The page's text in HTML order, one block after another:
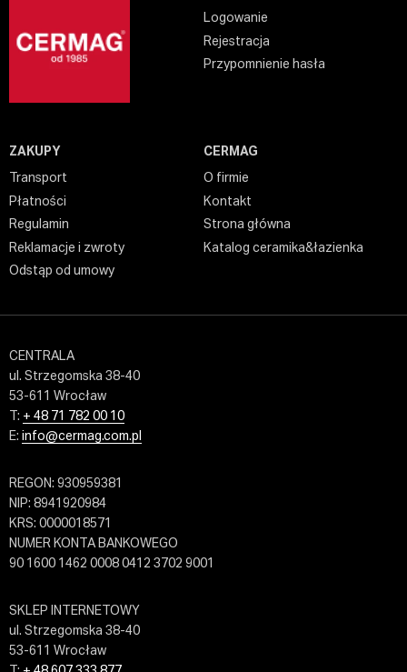
Logowanie
Rejestracja
Przypomnienie hasła
ZAKUPY
Transport
Płatności
Regulamin
Reklamacje i zwroty
Odstąp od umowy
CERMAG
O firmie
Kontakt
Strona główna
Katalog ceramika&łazienka
CENTRALA
ul. Strzegomska 38-40
53-611 Wrocław
T: + 48 71 782 00 10
E: info@cermag.com.pl
REGON: 930959381
NIP: 8941920984
KRS: 0000018571
NUMER KONTA BANKOWEGO
90 1600 1462 0008 0412 3702 9001
SKLEP INTERNETOWY
ul. Strzegomska 38-40
53-611 Wrocław